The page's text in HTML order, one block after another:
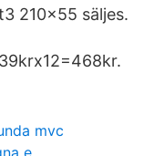
210x55 säljes.
mvc
e